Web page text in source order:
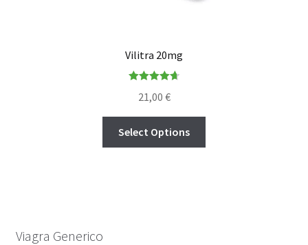
Vilitra 20mg
out of 5
21,00 €
Select Options
Viagra Generico